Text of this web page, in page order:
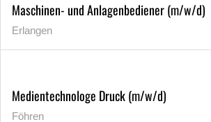
Maschinen- und Anlagenbediener (m/w/d)
Erlangen
Medientechnologe Druck (m/w/d)
Föhren